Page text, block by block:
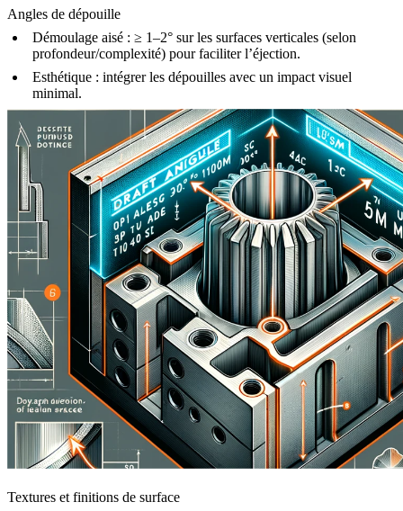
Angles de dépouille
Démoulage aisé : ≥ 1–2° sur les surfaces verticales (selon
profondeur/complexité) pour faciliter l’éjection.
Esthétique : intégrer les dépouilles avec un impact visuel
minimal.
Textures et finitions de surface